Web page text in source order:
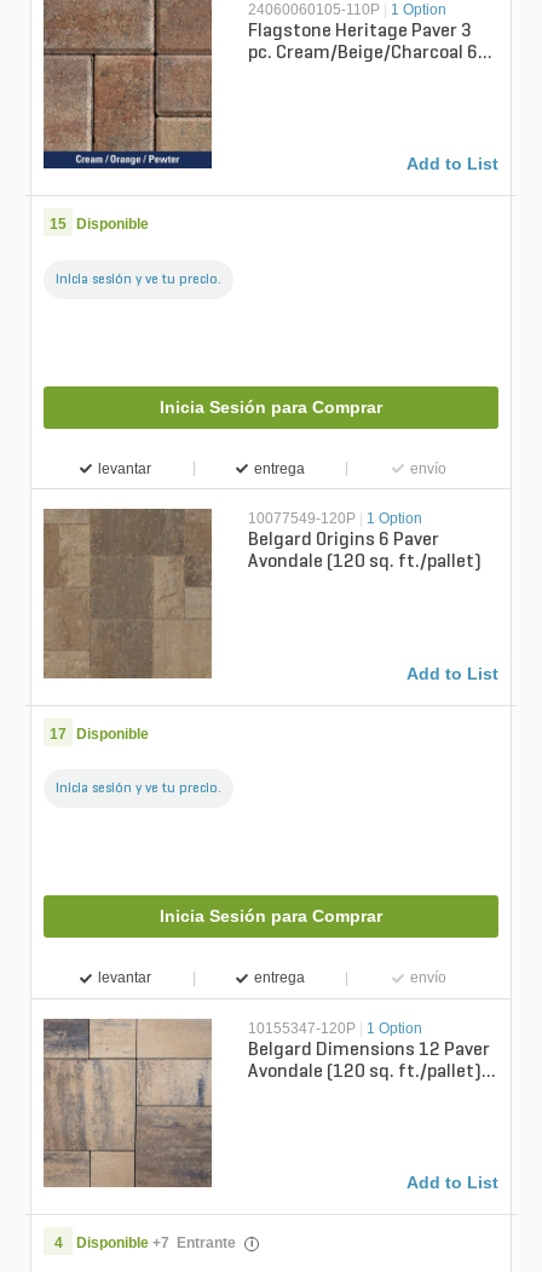
24060060105-110P 1 Option
Flagstone Heritage Paver 3
pc. Cream/Beige/Charcoal 60
Add to List
15 Disponible
Inicia sesión y ve tu precio.
Inicia Sesión para Comprar
levantar entrega envío
10077549-120P 1 Option
Belgard Origins 6 Paver
Avondale (120 sq. ft./pallet)
Add to List
17 Disponible
Inicia sesión y ve tu precio.
Inicia Sesión para Comprar
levantar entrega envío
10155347-120P | 1 Option
Belgard Dimensions 12 Paver
Avondale (120 sq. ft./pallet)
Add to List
4 Disponible +7 Entrante i